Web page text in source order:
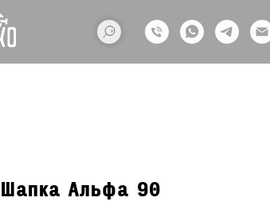
Шапка Альфа 90